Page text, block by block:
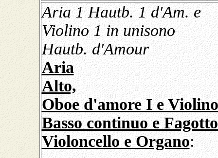
Aria 1 Hautb. 1 d'Am. e
Violino 1 in unisono
Hautb. d'Amour
Aria
Alto,
Oboe d'amore I e
Basso continuo e
Violoncello e Organo: